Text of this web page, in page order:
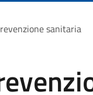
sanitaria